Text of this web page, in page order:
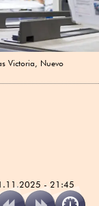
Victoria, Nuevo
- 21:45